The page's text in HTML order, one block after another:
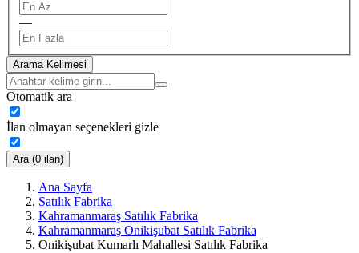
—
Arama Kelimesi
Otomatik ara
İlan olmayan seçenekleri gizle
Ara (0 ilan)
Ana Sayfa
Satılık Fabrika
Kahramanmaraş Satılık Fabrika
Kahramanmaraş Onikişubat Satılık Fabrika
Onikişubat Kumarlı Mahallesi Satılık Fabrika